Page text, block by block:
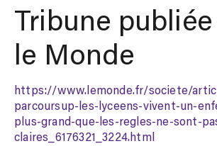
Tribune
le Monde
https://www.lemonde.fr/societe/
parcoursup-les-lyceens-vivent-un-
plus-grand-que-les-regles-ne-sont-
claires_6176321_3224.html